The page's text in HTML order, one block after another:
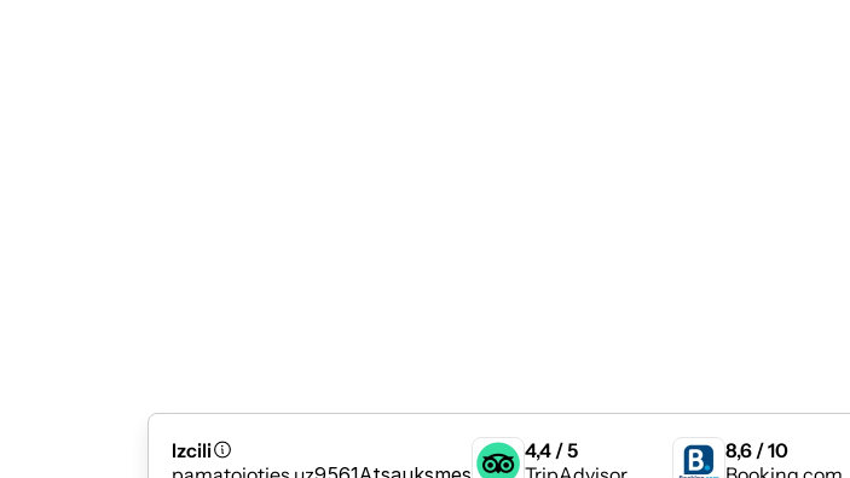
Izcili
4,4 / 5
8,6 / 10